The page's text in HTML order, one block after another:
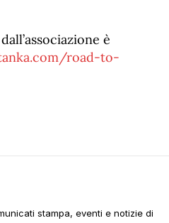
è
road-to-
stampa, eventi e notizie di